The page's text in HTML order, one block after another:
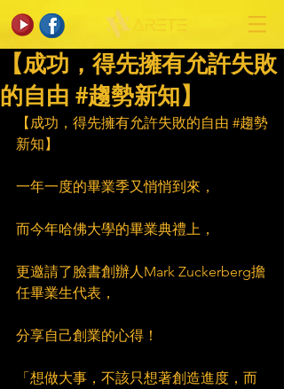
【成功，得先擁有允許失敗
的自由 #趨勢新知】
【成功，得先擁有允許失敗的自由 #趨勢
新知】
一年一度的畢業季又悄悄到來，
而今年哈佛大學的畢業典禮上，
更邀請了臉書創辦人Mark Zuckerberg擔
任畢業生代表，
分享自己創業的心得！
「想做大事，不該只想著創造進度，而